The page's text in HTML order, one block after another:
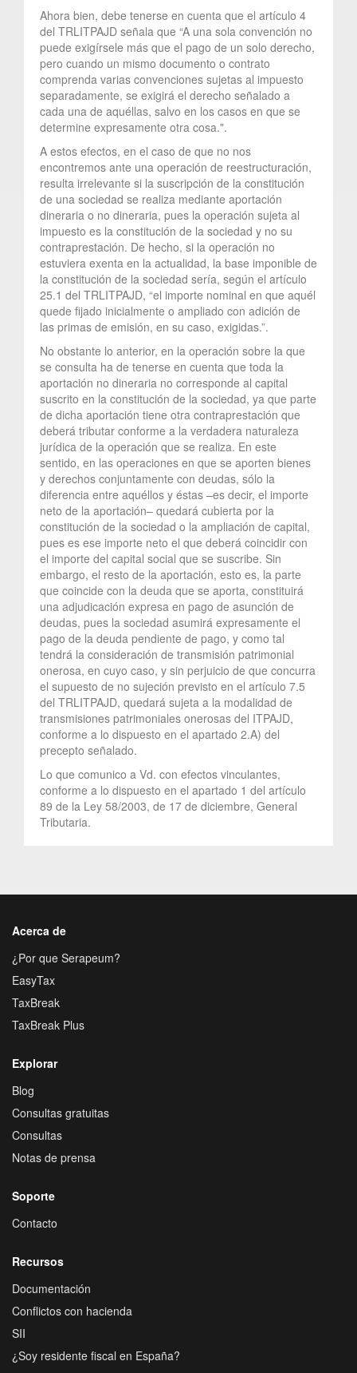
Ahora bien, debe tenerse en cuenta que el artículo 4
del TRLITPAJD señala que “A una sola convención no
puede exigírsele más que el pago de un solo derecho,
pero cuando un mismo documento o contrato
comprenda varias convenciones sujetas al impuesto
separadamente, se exigirá el derecho señalado a
cada una de aquéllas, salvo en los casos en que se
determine expresamente otra cosa.".
A estos efectos, en el caso de que no nos
encontremos ante una operación de reestructuración,
resulta irrelevante si la suscripción de la constitución
de una sociedad se realiza mediante aportación
dineraria o no dineraria, pues la operación sujeta al
impuesto es la constitución de la sociedad y no su
contraprestación. De hecho, si la operación no
estuviera exenta en la actualidad, la base imponible de
la constitución de la sociedad sería, según el artículo
25.1 del TRLITPAJD, “el importe nominal en que aquél
quede fijado inicialmente o ampliado con adición de
las primas de emisión, en su caso, exigidas.”.
No obstante lo anterior, en la operación sobre la que
se consulta ha de tenerse en cuenta que toda la
aportación no dineraria no corresponde al capital
suscrito en la constitución de la sociedad, ya que parte
de dicha aportación tiene otra contraprestación que
deberá tributar conforme a la verdadera naturaleza
jurídica de la operación que se realiza. En este
sentido, en las operaciones en que se aporten bienes
y derechos conjuntamente con deudas, sólo la
diferencia entre aquéllos y éstas –es decir, el importe
neto de la aportación– quedará cubierta por la
constitución de la sociedad o la ampliación de capital,
pues es ese importe neto el que deberá coincidir con
el importe del capital social que se suscribe. Sin
embargo, el resto de la aportación, esto es, la parte
que coincide con la deuda que se aporta, constituirá
una adjudicación expresa en pago de asunción de
deudas, pues la sociedad asumirá expresamente el
pago de la deuda pendiente de pago, y como tal
tendrá la consideración de transmisión patrimonial
onerosa, en cuyo caso, y sin perjuicio de que concurra
el supuesto de no sujeción previsto en el artículo 7.5
del TRLITPAJD, quedará sujeta a la modalidad de
transmisiones patrimoniales onerosas del ITPAJD,
conforme a lo dispuesto en el apartado 2.A) del
precepto señalado.
Lo que comunico a Vd. con efectos vinculantes,
conforme a lo dispuesto en el apartado 1 del artículo
89 de la Ley 58/2003, de 17 de diciembre, General
Tributaria.
Acerca de
¿Por que Serapeum?
EasyTax
TaxBreak
TaxBreak Plus
Explorar
Blog
Consultas gratuitas
Consultas
Notas de prensa
Soporte
Contacto
Recursos
Documentación
Conflictos con hacienda
SII
¿Soy residente fiscal en España?